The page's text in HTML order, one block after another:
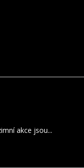
akce jsou...